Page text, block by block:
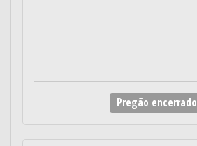
Pregão encerrado